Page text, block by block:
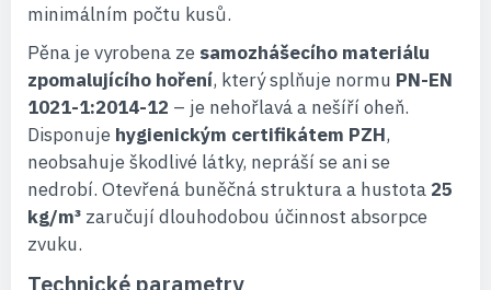
minimálním počtu kusů.
Pěna je vyrobena ze samozhášecího materiálu
zpomalujícího hoření, který splňuje normu PN-EN
1021-1:2014-12 – je nehořlavá a nešíří oheň.
Disponuje hygienickým certifikátem PZH,
neobsahuje škodlivé látky, nepráší se ani se
nedrobí. Otevřená buněčná struktura a hustota 25
kg/m³ zaručují dlouhodobou účinnost absorpce
zvuku.
Technické parametry